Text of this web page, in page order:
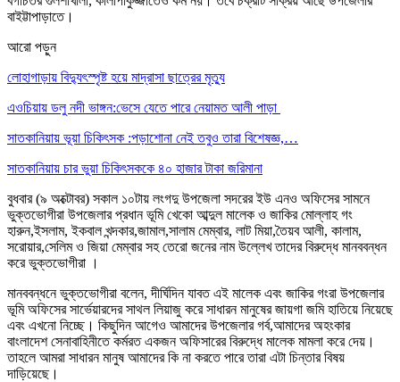
বাইট্টাপাড়াতে।
আরো পড়ুন
লোহাগাড়ায় বিদ্যুৎস্পৃষ্ট হয়ে মাদ্রাসা ছাত্রের মৃত্যু
এওচিয়ায় ডলু নদী ভাঙ্গন:ভেসে যেতে পারে নেয়ামত আলী পাড়া
সাতকানিয়ায় ভূয়া চিকিৎসক :পড়াশোনা নেই তবুও তারা বিশেষজ্ঞ,…
সাতকানিয়ায় চার ভুয়া চিকিৎসককে ৪০ হাজার টাকা জরিমানা
বুধবার (৯ অক্টোবর) সকাল ১০টায় লংগদু উপজেলা সদরের ইউ এনও অফিসের সামনে
ভুক্তভোগীরা উপজেলার প্রধান ভূমি খেকো আব্দুল মালেক ও জাকির মোল্লাহ গং
হারুন,ইসলাম, ইকবাল খন্দকার,জামাল,সালাম মেম্বার, লাট মিয়া,তৈয়ব আলী, কালাম,
সরোয়ার,সেলিম ও জিয়া মেম্বার সহ তেরো জনের নাম উল্লেখ তাদের বিরুদ্ধে মানববন্ধন
করে ভুক্তভোগীরা ।
মানববন্ধনে ভুক্তভোগীরা বলেন, দীর্ঘিদিন যাবত এই মালেক এবং জাকির গংরা উপজেলার
ভূমি অফিসের সার্ভেয়ারদের সাথল লিয়াজু করে সাধারন মানুষের জায়গা জমি হাতিয়ে নিয়েছে
এবং এখনো নিচ্ছে। কিছুদিন আগেও আমাদের উপজেলার গর্ব,আমাদের অহংকার
বাংলাদেশ সেনাবাহিনীতে কর্মরত একজন অফিসারের বিরুদ্ধে মালেক মামলা করে দেয়।
তাহলে আমরা সাধারন মানুষ আমাদের কি না করতে পারে তারা এটা চিন্তার বিষয়
দাড়িয়েছে।